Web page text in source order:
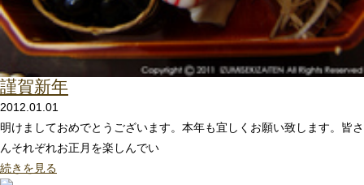
謹賀新年
2012.01.01
明けましておめでとうございます。本年も宜しくお願い致します。皆さ
んそれぞれお正月を楽しんでい
続きを見る